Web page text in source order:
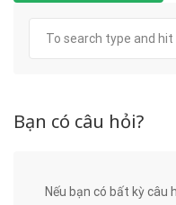
Bạn có câu hỏi?
Nếu bạn có bất kỳ câu